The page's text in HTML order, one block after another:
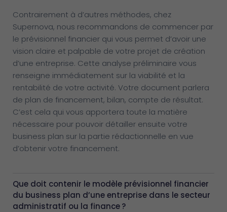
Contrairement à d’autres méthodes, chez
Supernova, nous recommandons de commencer par
le prévisionnel financier qui vous permet d’avoir une
vision claire et palpable de votre projet de création
d’une entreprise. Cette analyse préliminaire vous
renseigne immédiatement sur la viabilité et la
rentabilité de votre activité. Votre document parlera
de plan de financement, bilan, compte de résultat.
C’est cela qui vous apportera toute la matière
nécessaire pour pouvoir détailler ensuite votre
business plan sur la partie rédactionnelle en vue
d’obtenir votre financement.
Que doit contenir le modèle prévisionnel financier
du business plan d’une entreprise dans le secteur
administratif ou la finance ?